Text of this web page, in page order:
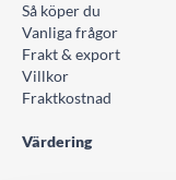
Så köper du
Vanliga frågor
Frakt & export
Villkor
Fraktkostnad
Värdering